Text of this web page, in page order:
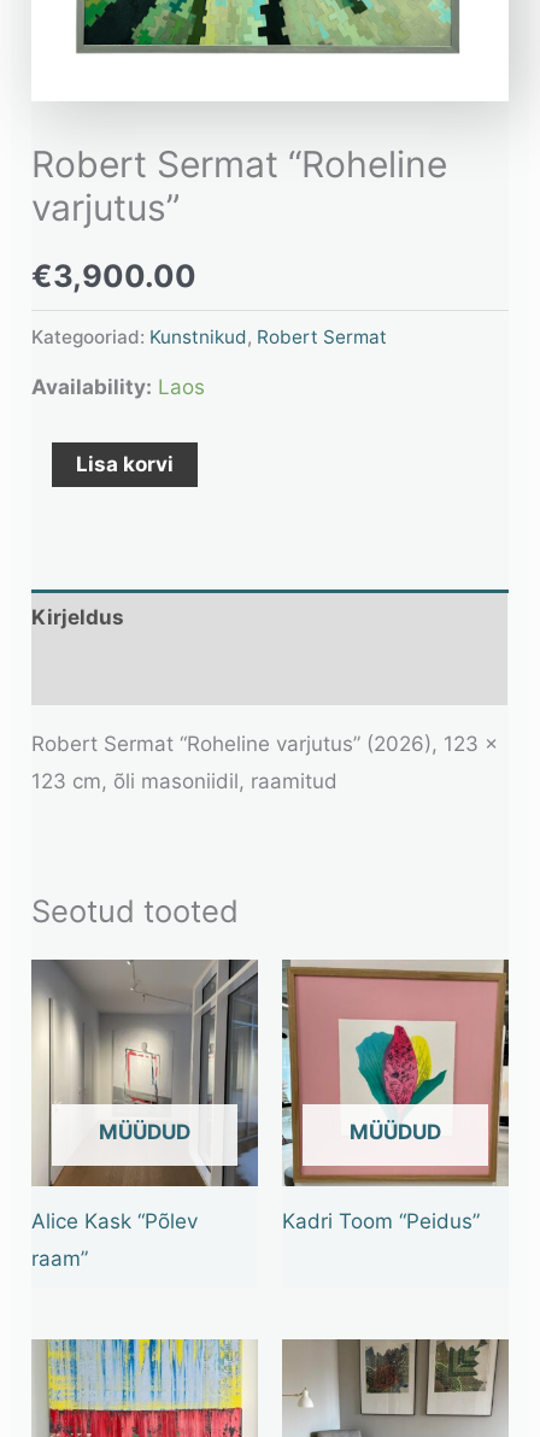
Robert Sermat “Roheline
varjutus”
€3,900.00
Kategooriad: Kunstnikud, Robert Sermat
Availability: Laos
Lisa korvi
Kirjeldus
Robert Sermat “Roheline varjutus” (2026), 123 x
123 cm, õli masoniidil, raamitud
Seotud tooted
OUT OF STOCK
Alice Kask “Põlev
raam”
OUT OF STOCK
Kadri Toom “Peidus”